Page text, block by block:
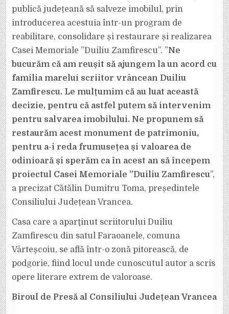
publică județeană să salveze imobilul, prin
introducerea acestuia într-un program de
reabilitare, consolidare și restaurare și realizarea
Casei Memoriale ”Duiliu Zamfirescu”. ”Ne
bucurăm că am reușit să ajungem la un acord cu
familia marelui scriitor vrâncean Duiliu
Zamfirescu. Le mulțumim că au luat această
decizie, pentru că astfel putem să intervenim
pentru salvarea imobilului. Ne propunem să
restaurăm acest monument de patrimoniu,
pentru a-i reda frumusețea și valoarea de
odinioară și sperăm ca în acest an să începem
proiectul Casei Memoriale ”Duiliu Zamfirescu”,
a precizat Cătălin Dumitru Toma, președintele
Consiliului Județean Vrancea.
Casa care a aparţinut scriitorului Duiliu
Zamfirescu din satul Faraoanele, comuna
Vârteşcoiu, se află într-o zonă pitorească, de
podgorie, fiind locul unde cunoscutul autor a scris
opere literare extrem de valoroase.
Biroul de Presă al Consiliului Județean Vrancea